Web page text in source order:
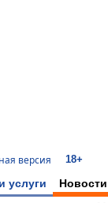
версия 18+
услуги Новости